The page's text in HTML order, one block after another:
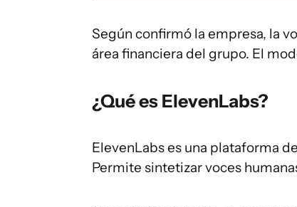
Según confirmó la empresa, la
área financiera del grupo. El
¿Qué es ElevenLabs?
ElevenLabs es una plataforma
Permite sintetizar voces